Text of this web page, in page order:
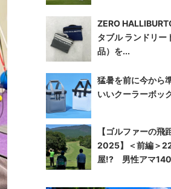
ZERO
タブル ランドリー
品）を...
猛暑を前に今から
いいクーラーボッ
【ゴルファーの飛
2025】＜前編＞
屋!? 男性アマ